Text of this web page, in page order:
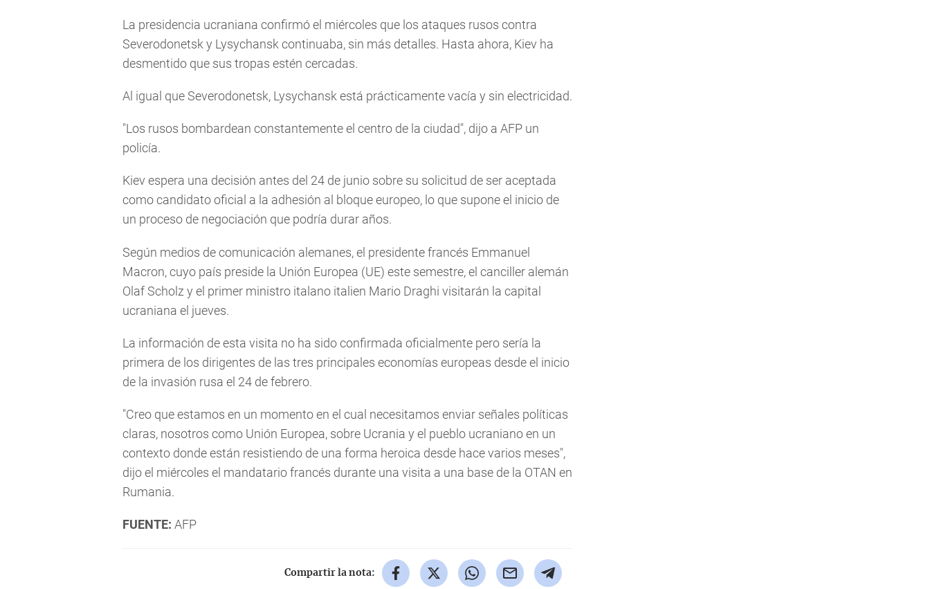
La presidencia ucraniana confirmó el miércoles que los ataques rusos contra
Severodonetsk y Lysychansk continuaba, sin más detalles. Hasta ahora, Kiev ha
desmentido que sus tropas estén cercadas.
Al igual que Severodonetsk, Lysychansk está prácticamente vacía y sin electricidad.
"Los rusos bombardean constantemente el centro de la ciudad", dijo a AFP un
policía.
Kiev espera una decisión antes del 24 de junio sobre su solicitud de ser aceptada
como candidato oficial a la adhesión al bloque europeo, lo que supone el inicio de
un proceso de negociación que podría durar años.
Según medios de comunicación alemanes, el presidente francés Emmanuel
Macron, cuyo país preside la Unión Europea (UE) este semestre, el canciller alemán
Olaf Scholz y el primer ministro italano italien Mario Draghi visitarán la capital
ucraniana el jueves.
La información de esta visita no ha sido confirmada oficialmente pero sería la
primera de los dirigentes de las tres principales economías europeas desde el inicio
de la invasión rusa el 24 de febrero.
"Creo que estamos en un momento en el cual necesitamos enviar señales políticas
claras, nosotros como Unión Europea, sobre Ucrania y el pueblo ucraniano en un
contexto donde están resistiendo de una forma heroica desde hace varios meses",
dijo el miércoles el mandatario francés durante una visita a una base de la OTAN en
Rumania.
FUENTE: AFP
Compartir la nota: